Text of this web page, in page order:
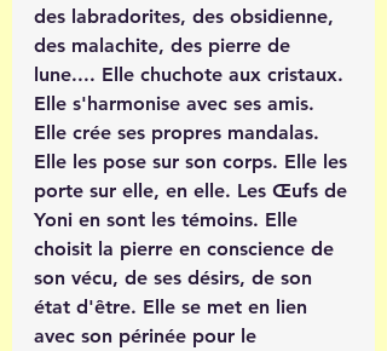
des labradorites, des obsidienne,
des malachite, des pierre de
lune.... Elle chuchote aux cristaux.
Elle s'harmonise avec ses amis.
Elle crée ses propres mandalas.
Elle les pose sur son corps. Elle les
porte sur elle, en elle. Les Œufs de
Yoni en sont les témoins. Elle
choisit la pierre en conscience de
son vécu, de ses désirs, de son
état d'être. Elle se met en lien
avec son périnée pour le